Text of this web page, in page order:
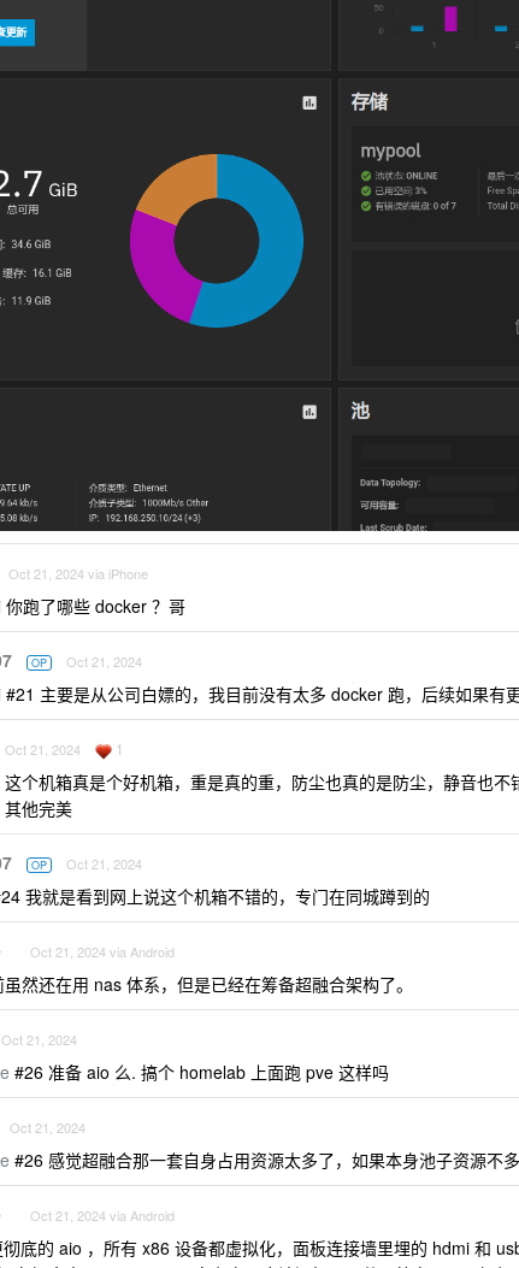
Oct 21, 2024 via iPhone
你跑了哪些 docker ？哥
OP Oct 21, 2024
#21 主要是从公司白嫖的，我目前没有太多 docker 跑，后续如果有
Oct 21, 2024 1
这个机箱真是个好机箱，重是真的重，防尘也真的是防尘，静音也
他完美
OP Oct 21, 2024
我就是看到网上说这个机箱不错的，专门在同城蹲到的
Oct 21, 2024 via Android
然还在用 nas 体系，但是已经在筹备超融合架构了。
Oct 21, 2024
#26 准备 aio 么. 搞个 homelab 上面跑 pve 这样吗
Oct 21, 2024
#26 感觉超融合那一套自身占用资源太多了，如果本身池子资源不
Oct 21, 2024 via Android
彻底的 aio ，所有 x86 设备都虚拟化，面板连接墙里埋的 hdmi 和